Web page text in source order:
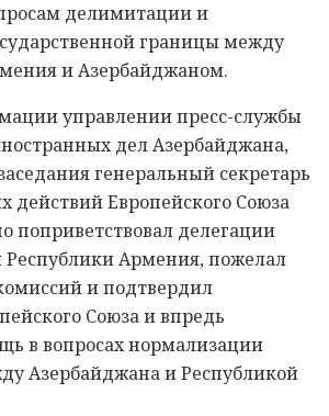
делимитации и
границы между
и Азербайджаном.
управлении пресс-службы
дел Азербайджана,
генеральный секретарь
Европейского Союза
поприветствовал делегации
Армения, пожелал
и подтвердил
Союза и впредь
в вопросах нормализации
Азербайджана и Республикой